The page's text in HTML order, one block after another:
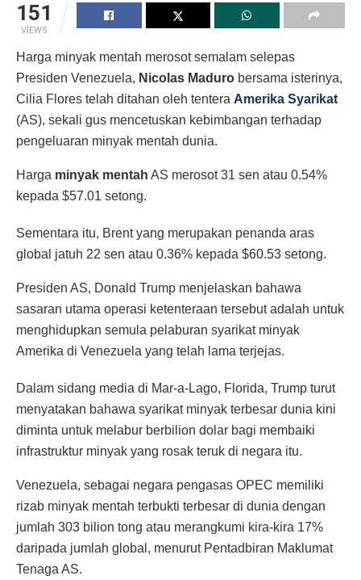
151
VIEWS
Harga minyak mentah merosot semalam selepas
Presiden Venezuela, Nicolas Maduro bersama isterinya,
Cilia Flores telah ditahan oleh tentera Amerika Syarikat
(AS), sekali gus mencetuskan kebimbangan terhadap
pengeluaran minyak mentah dunia.
Harga minyak mentah AS merosot 31 sen atau 0.54%
kepada $57.01 setong.
Sementara itu, Brent yang merupakan penanda aras
global jatuh 22 sen atau 0.36% kepada $60.53 setong.
Presiden AS, Donald Trump menjelaskan bahawa
sasaran utama operasi ketenteraan tersebut adalah untuk
menghidupkan semula pelaburan syarikat minyak
Amerika di Venezuela yang telah lama terjejas.
Dalam sidang media di Mar-a-Lago, Florida, Trump turut
menyatakan bahawa syarikat minyak terbesar dunia kini
diminta untuk melabur berbilion dolar bagi membaiki
infrastruktur minyak yang rosak teruk di negara itu.
Venezuela, sebagai negara pengasas OPEC memiliki
rizab minyak mentah terbukti terbesar di dunia dengan
jumlah 303 bilion tong atau merangkumi kira-kira 17%
daripada jumlah global, menurut Pentadbiran Maklumat
Tenaga AS.